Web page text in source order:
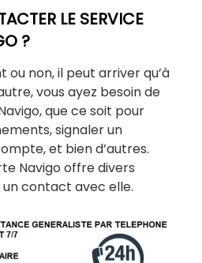
LE SERVICE
?
ou non, il peut arriver qu’à
vous ayez besoin de
que ce soit pour
signaler un
et bien d’autres.
Navigo offre divers
contact avec elle.